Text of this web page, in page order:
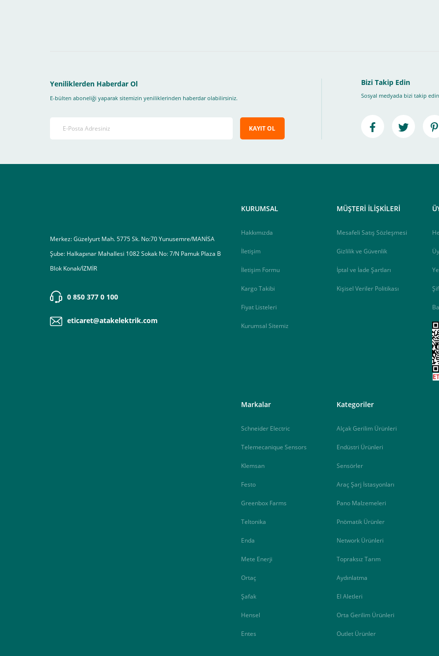
4-Son olarak siparişi vermiş olduğunuz e-posta adresinize ileteceğimiz link üzerinden tıklayarak 3D Secure güvenli ödeme ile ödemenizi
Yeniliklerden Haberdar Ol
E-bülten aboneliği yaparak sitemizin yeniliklerinden haberdar olabilirsiniz.
KAYIT OL
Bizi Takip Edin
Sosyal medyada bizi takip
Merkez: Güzelyurt Mah. 5775 Sk. No:70 Yunusemre/MANİSA
Şube: Halkapınar Mahallesi 1082 Sokak No: 7/N Pamuk Plaza B
Blok Konak/İZMİR
0 850 377 0 100
eticaret@atakelektrik.com
KURUMSAL
Hakkımızda
İletişim
İletişim Formu
Kargo Takibi
Fiyat Listeleri
Kurumsal Sitemiz
MÜŞTERİ İLİŞKİLERİ
Mesafeli Satış Sözleşmesi
Gizlilik ve Güvenlik
İptal ve İade Şartları
Kişisel Veriler Politikası
Markalar
Schneider Electric
Telemecanique Sensors
Klemsan
Festo
Greenbox Farms
Teltonika
Enda
Mete Enerji
Ortaç
Şafak
Hensel
Entes
Kategoriler
Alçak Gerilim Ürünleri
Endüstri Ürünleri
Sensörler
Araç Şarj İstasyonları
Pano Malzemeleri
Pnömatik Ürünler
Network Ürünleri
Topraksız Tarım
Aydınlatma
El Aletleri
Orta Gerilim Ürünleri
Outlet Ürünler